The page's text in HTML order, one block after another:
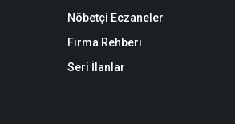
Nöbetçi Eczaneler
Firma Rehberi
Seri İlanlar